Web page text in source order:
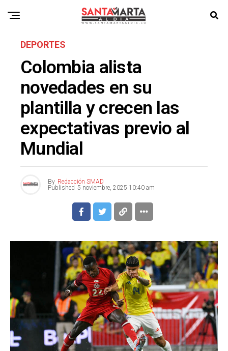
DEPORTES
Colombia alista
novedades en su
plantilla y crecen las
expectativas previo al
Mundial
By Redacción SMAD
Published 5 noviembre, 2025 10:40 am